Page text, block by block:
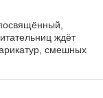
смешных